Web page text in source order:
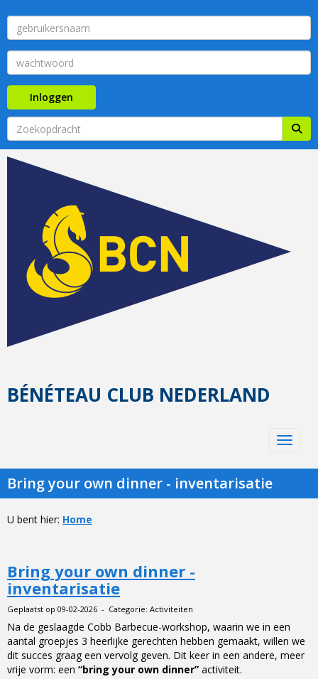
Inloggen
BÉNÉTEAU CLUB NEDERLAND
Bring your own dinner - inventarisatie
U bent hier: Home
Bring your own dinner -
inventarisatie
Geplaatst op 09-02-2026 - Categorie: Activiteiten
Na de geslaagde Cobb Barbecue-workshop, waarin we in een
aantal groepjes 3 heerlijke gerechten hebben gemaakt, willen we
dit succes graag een vervolg geven. Dit keer in een andere, meer
vrije vorm: een “bring your own dinner” activiteit.